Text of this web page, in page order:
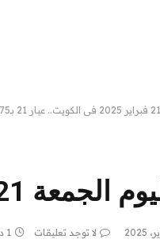
الكويت.. عيار 21 بـ25.375 درهم
لا توجد تعليقات 1 دقائق